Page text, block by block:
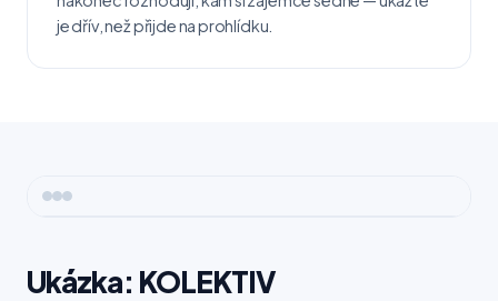
je dřív, než přijde na prohlídku.
Ukázka: KOLEKTIV